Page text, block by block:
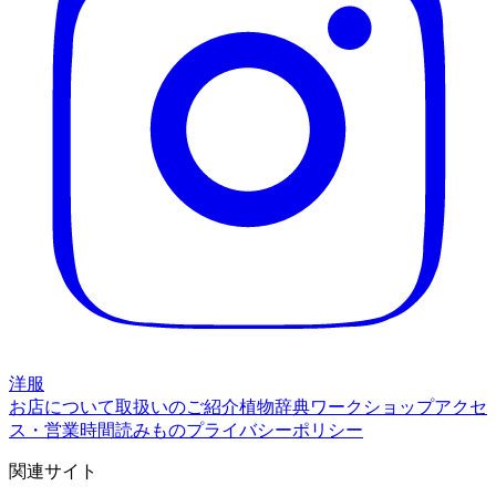
洋服
お店について取扱いのご紹介植物辞典ワークショップアクセ
ス・営業時間読みものプライバシーポリシー
関連サイト